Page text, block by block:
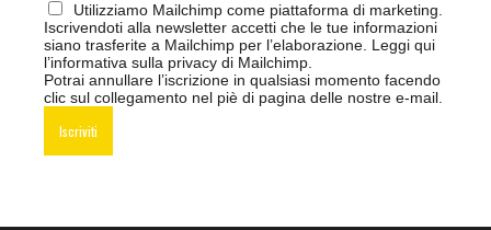
Utilizziamo Mailchimp come piattaforma di marketing.
Iscrivendoti alla newsletter accetti che le tue informazioni
siano trasferite a Mailchimp per l’elaborazione. Leggi qui
l’informativa sulla privacy di Mailchimp.
Potrai annullare l’iscrizione in qualsiasi momento facendo
clic sul collegamento nel piè di pagina delle nostre e-mail.